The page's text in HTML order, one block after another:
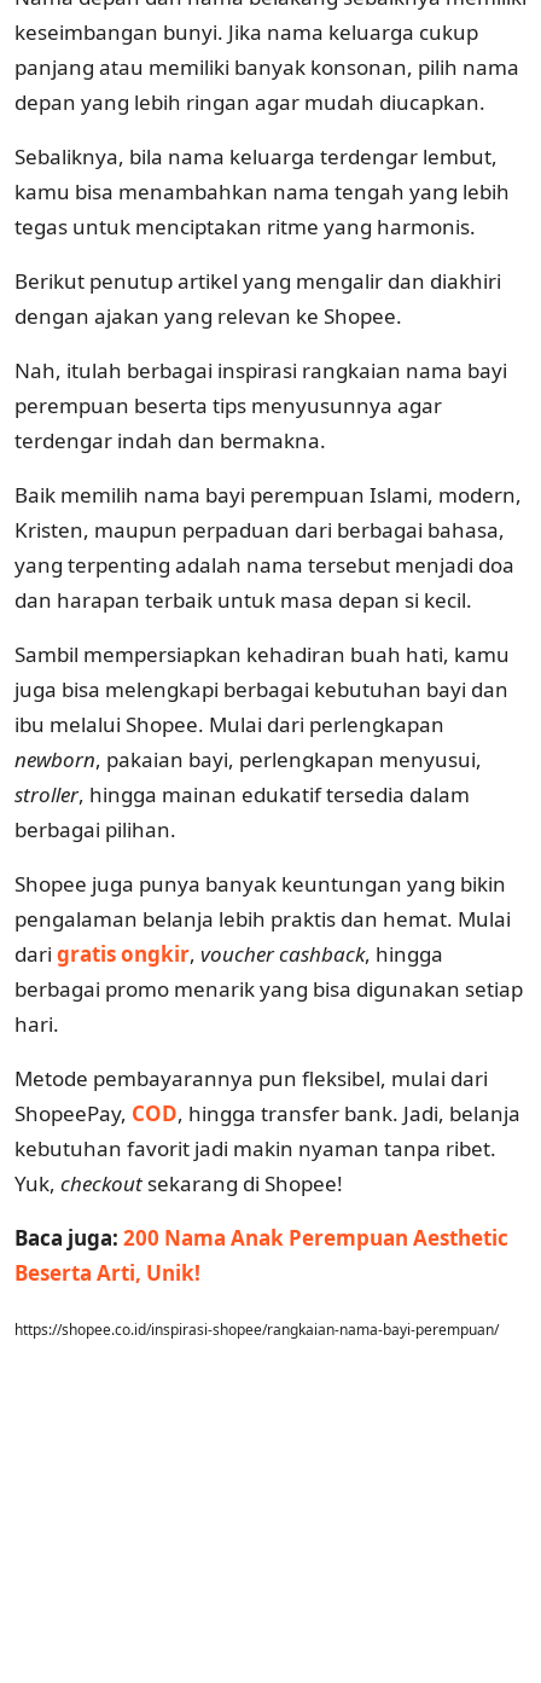
keseimbangan bunyi. Jika nama keluarga cukup
panjang atau memiliki banyak konsonan, pilih nama
depan yang lebih ringan agar mudah diucapkan.
Sebaliknya, bila nama keluarga terdengar lembut,
kamu bisa menambahkan nama tengah yang lebih
tegas untuk menciptakan ritme yang harmonis.
Berikut penutup artikel yang mengalir dan diakhiri
dengan ajakan yang relevan ke Shopee.
Nah, itulah berbagai inspirasi rangkaian nama bayi
perempuan beserta tips menyusunnya agar
terdengar indah dan bermakna.
Baik memilih nama bayi perempuan Islami, modern,
Kristen, maupun perpaduan dari berbagai bahasa,
yang terpenting adalah nama tersebut menjadi doa
dan harapan terbaik untuk masa depan si kecil.
Sambil mempersiapkan kehadiran buah hati, kamu
juga bisa melengkapi berbagai kebutuhan bayi dan
ibu melalui Shopee. Mulai dari perlengkapan
newborn, pakaian bayi, perlengkapan menyusui,
stroller, hingga mainan edukatif tersedia dalam
berbagai pilihan.
Shopee juga punya banyak keuntungan yang bikin
pengalaman belanja lebih praktis dan hemat. Mulai
dari gratis ongkir, voucher cashback, hingga
berbagai promo menarik yang bisa digunakan setiap
hari.
Metode pembayarannya pun fleksibel, mulai dari
ShopeePay, COD, hingga transfer bank. Jadi, belanja
kebutuhan favorit jadi makin nyaman tanpa ribet.
Yuk, checkout sekarang di Shopee!
Baca juga: 200 Nama Anak Perempuan Aesthetic
Beserta Arti, Unik!
https://shopee.co.id/inspirasi-shopee/rangkaian-nama-bayi-perempuan/